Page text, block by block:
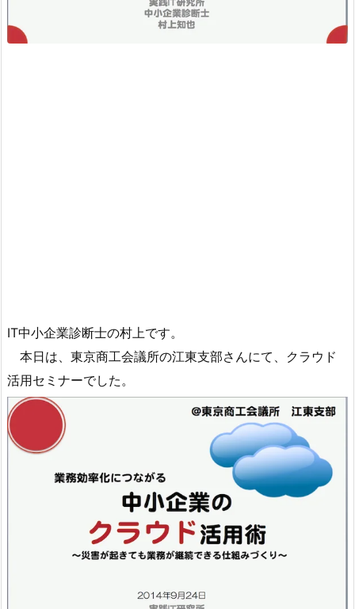
IT中小企業診断士の村上です。
本日は、東京商工会議所の江東支部さんにて、クラウド
活用セミナーでした。